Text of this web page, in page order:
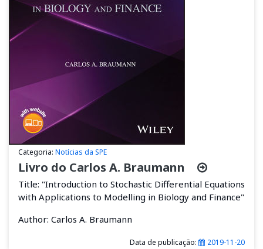
Categoria: Notícias da SPE
Livro do Carlos A. Braumann
Title: "Introduction to Stochastic Differential Equations
with Applications to Modelling in Biology and Finance"
Author: Carlos A. Braumann
Data de publicação: 2019-11-20